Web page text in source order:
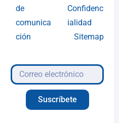
de
comunica
ción
Confidenc
ialidad
Sitemap
Suscríbete